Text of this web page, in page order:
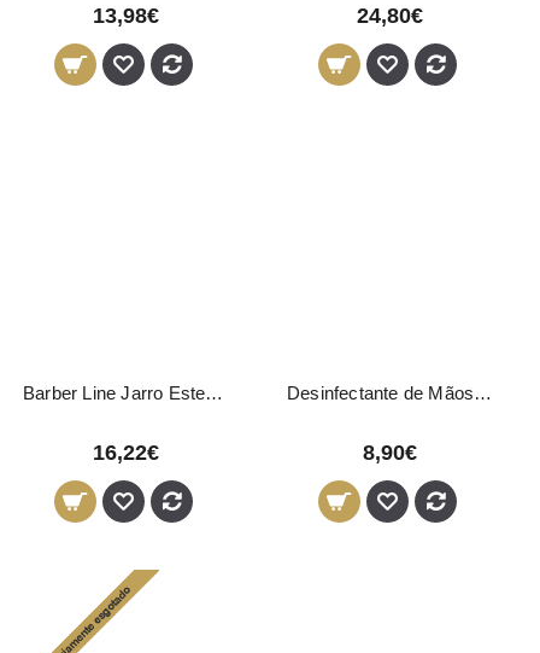
13,98€ 24,80€
Barber Line Jarro Esterilizador Líquido 1L
16,22€
Desinfectante de Mãos Steinhart 500ml
8,90€